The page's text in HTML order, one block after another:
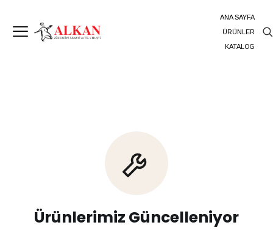
ANA SAYFA
ÜRÜNLER
KATALOG
Ürünlerimiz Güncelleniyor